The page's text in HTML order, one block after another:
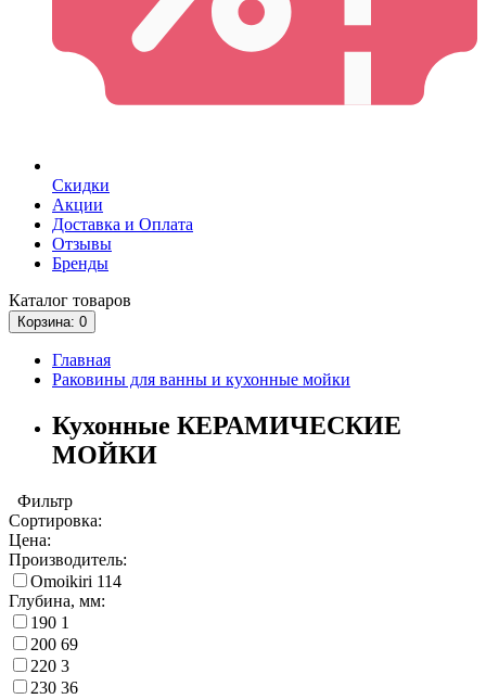
Скидки
Акции
Доставка и Оплата
Отзывы
Бренды
Каталог товаров
Корзина: 0
Главная
Раковины для ванны и кухонные мойки
Кухонные КЕРАМИЧЕСКИЕ
МОЙКИ
Фильтр
Сортировка:
Цена:
Производитель:
Omoikiri 114
Глубина, мм:
190 1
200 69
220 3
230 36